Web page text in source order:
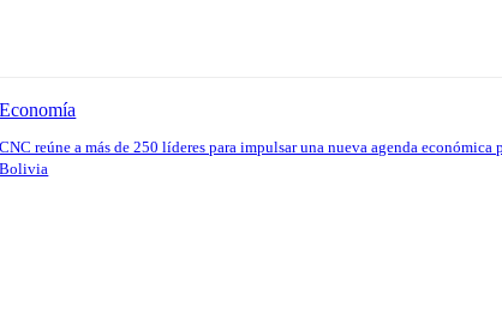
Economía
CNC reúne a más de 250 líderes para impulsar una nueva agenda económica
Bolivia